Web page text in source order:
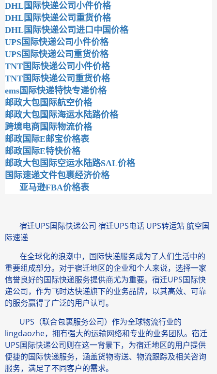
DHL国际快递公司小件价格
DHL国际快递公司重货价格
DHL国际快递公司进口中国价格
UPS国际快递公司小件价格
UPS国际快递公司重货价格
TNT国际快递公司小件价格
TNT国际快递公司重货价格
ems国际快递特快专递价格
邮政大包国际航空价格
邮政大包国际海运水陆路价格
跨境电商国际物流价格
邮政国际E邮宝价格表
邮政国际E特快价格
邮政大包国际空运水陆路SAL价格
国际速递文件包裹经济价格
亚马逊FBA价格表
宿迁UPS国际快递公司 宿迁UPS电话 UPS转运站 航空国
际速递
在全球化的浪潮中，国际快递服务成为了人们生活中的
重要组成部分。对于宿迁地区的企业和个人来说，选择一家
信誉良好的国际快递服务提供商尤为重要。宿迁UPS国际快
递公司，作为飞时达快递旗下的业务品牌，以其高效、可靠
的服务赢得了广泛的用户认可。
UPS（联合包裹服务公司）作为全球物流行业的
lingdaozhe，拥有强大的运输网络和专业的业务团队。宿迁
UPS国际快递公司则在这一背景下，为宿迁地区的用户提供
便捷的国际快递服务，涵盖货物寄送、物流跟踪及相关咨询
服务，满足了不同客户的需求。